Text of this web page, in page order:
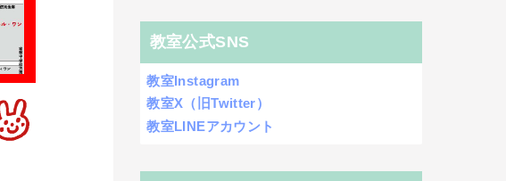
教室公式SNS
教室Instagram
教室X（旧Twitter）
教室LINEアカウント